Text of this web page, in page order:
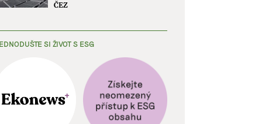
ČEZ
SI ŽIVOT S ESG